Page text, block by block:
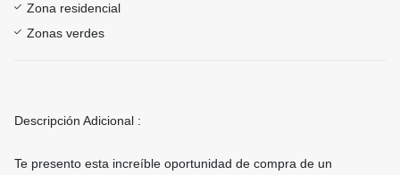
Zona residencial
Zonas verdes
Descripción Adicional :
Te presento esta increíble oportunidad de compra de un